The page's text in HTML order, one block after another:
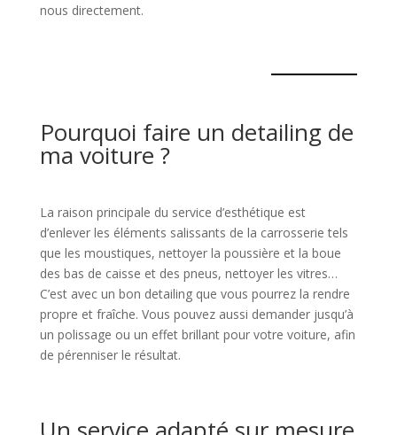
nous directement.
Pourquoi faire un detailing de
ma voiture ?
La raison principale du service d’esthétique est
d’enlever les éléments salissants de la carrosserie tels
que les moustiques, nettoyer la poussière et la boue
des bas de caisse et des pneus, nettoyer les vitres…
C’est avec un bon detailing que vous pourrez la rendre
propre et fraîche. Vous pouvez aussi demander jusqu’à
un polissage ou un effet brillant pour votre voiture, afin
de pérenniser le résultat.